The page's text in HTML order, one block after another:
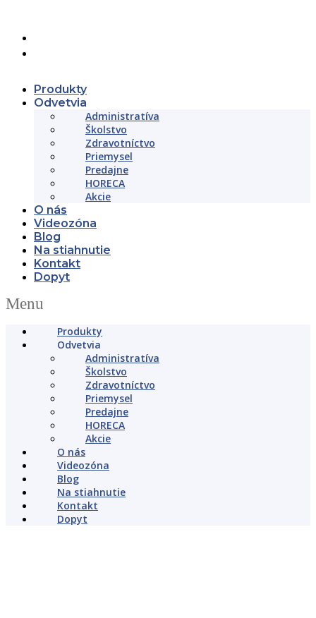
Produkty
Odvetvia
Administratíva
Školstvo
Zdravotníctvo
Priemysel
Predajne
HORECA
Akcie
O nás
Videozóna
Blog
Na stiahnutie
Kontakt
Dopyt
Menu
Produkty
Odvetvia
Administratíva
Školstvo
Zdravotníctvo
Priemysel
Predajne
HORECA
Akcie
O nás
Videozóna
Blog
Na stiahnutie
Kontakt
Dopyt